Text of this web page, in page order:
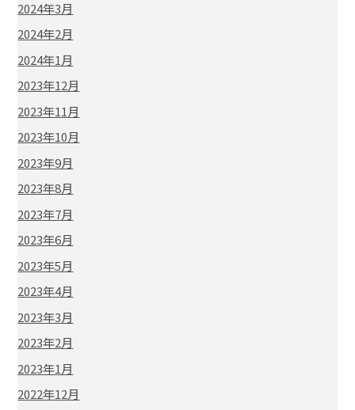
2024年3月
2024年2月
2024年1月
2023年12月
2023年11月
2023年10月
2023年9月
2023年8月
2023年7月
2023年6月
2023年5月
2023年4月
2023年3月
2023年2月
2023年1月
2022年12月